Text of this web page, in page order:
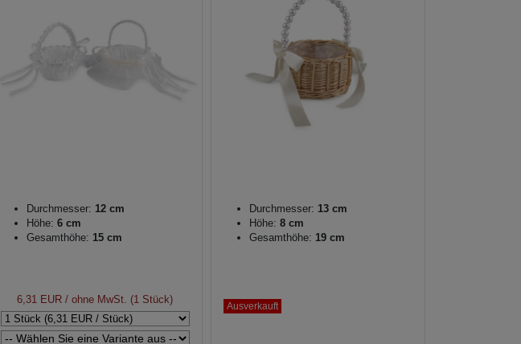
Durchmesser: 12 cm
Höhe: 6 cm
Gesamthöhe: 15 cm
6,31 EUR / ohne MwSt. (1 Stück)
Durchmesser: 13 cm
Höhe: 8 cm
Gesamthöhe: 19 cm
Ausverkauft